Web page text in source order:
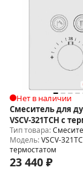
Нет в наличии
Смеситель для
VSCV-321TCH с
Тип товара:
Модель:VSCV-
термостатом
23 440 ₽